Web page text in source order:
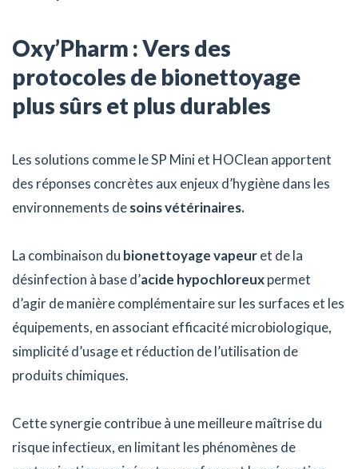
Oxy’Pharm : Vers des
protocoles de bionettoyage
plus sûrs et plus durables
Les solutions comme le SP Mini et HOClean apportent
des réponses concrètes aux enjeux d’hygiène dans les
environnements desoins vétérinaires.
La combinaison du bionettoyage vapeuret de la
désinfection à base d’acide hypochloreuxpermet
d’agir de manière complémentaire sur les surfaces et les
équipements, en associant efficacité microbiologique,
simplicité d’usage et réduction de l’utilisation de
produits chimiques.
Cette synergie contribue à une meilleure maîtrise du
risque infectieux, en limitant les phénomènes de